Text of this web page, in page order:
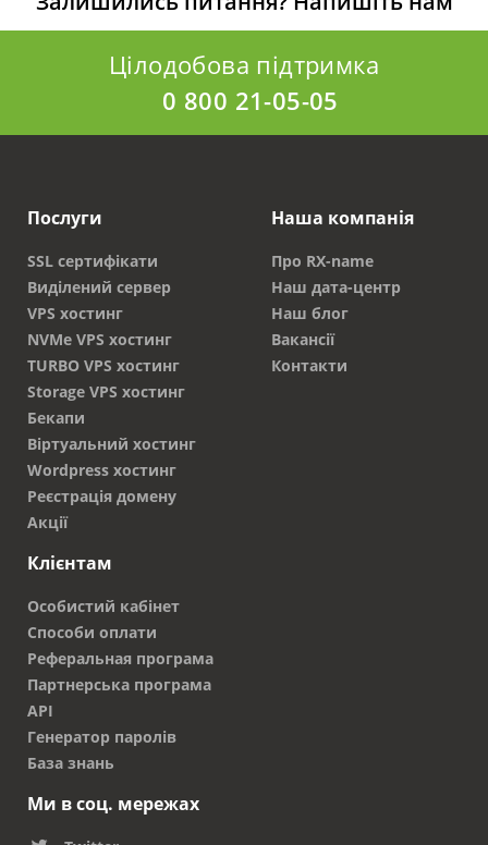
сравнению с аналогами.
Переваги
Купівля домена - важливий етап, від якого
обраного доменного імені. Переваги
Немає обмежень при реєстрації.
Зареєструвати домен можуть компанії або
фізичні особи. Не потрібно проходити
ретельні перевірки або збирати
Великий вибір імен, які ще не зайняли інші
користувачі. Це дозволяє створити
унікальне і впізнаване назва ресурсу, яке
легко запам'ятовується. Можна підібрати
При виборі доменного імені слід оцінити цілі і
завдання створення сайту. Допомогти з
реєстрацією можуть досвідчені фахівці компанії
RX-NAME, які врахують всі нюанси відповідно до
Цілодобова підтримка
0 800 21-05-05
Послуги
SSL сертифікати
Виділений сервер
VPS хостинг
NVMe VPS хостинг
TURBO VPS хостинг
Storage VPS хостинг
Бекапи
Віртуальний хостинг
Wordpress хостинг
Реєстрація домену
Акції
Наша компанія
Про RX-name
Наш дата-центр
Наш блог
Вакансії
Контакти
Клієнтам
Особистий кабінет
Способи оплати
Реферальная програма
Партнерська програма
API
Генератор паролів
База знань
Ми в соц. мережах